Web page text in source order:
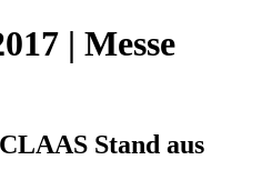
| Messe
Stand aus